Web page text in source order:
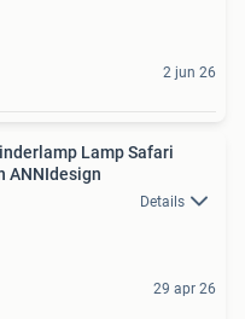
2 jun 26
Lamp Safari
ANNIdesign
Details
29 apr 26